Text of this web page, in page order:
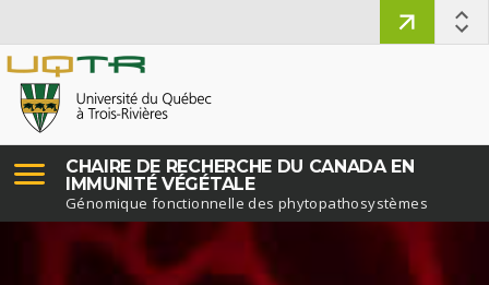
CHAIRE DE RECHERCHE DU CANADA EN
IMMUNITÉ VÉGÉTALE
Génomique fonctionnelle des phytopathosystèmes